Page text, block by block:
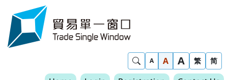
Skip to content
Show Search
A A A 繁 简